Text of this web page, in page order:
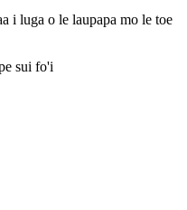
i luga o le laupapa mo le toe
sui fo'i